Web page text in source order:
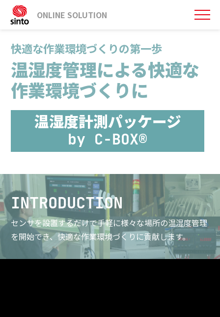
ONLINE SOLUTION
快適な作業環境づくりの第一歩
温湿度管理による快適な
作業環境づくりに
温湿度計測パッケージ
by C-BOX®
INTRODUCTION
センサを設置するだけで手軽に様々な場所の温湿度管理
を開始でき、快適な作業環境づくりに貢献します。